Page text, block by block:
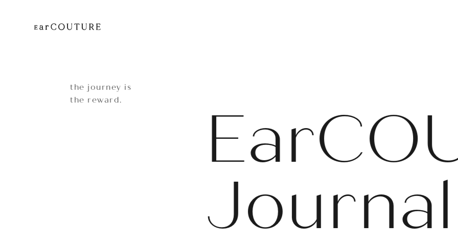
the journey is
the reward. EarCO
Journal